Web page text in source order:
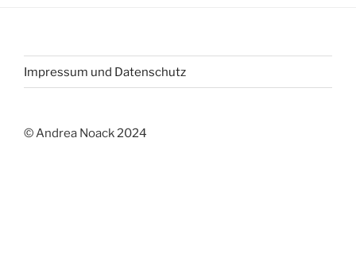
Impressum und Datenschutz
© Andrea Noack 2024